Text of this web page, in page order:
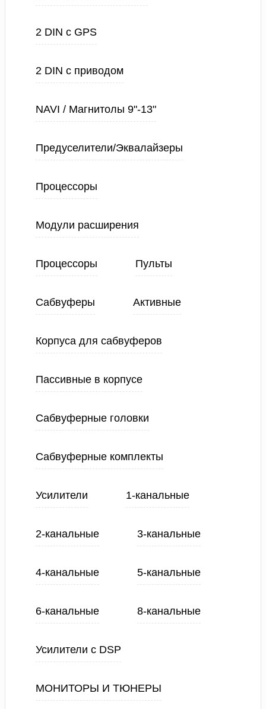
2 DIN с GPS
2 DIN с приводом
NAVI / Магнитолы 9"-13"
Предуселители/Эквалайзеры
Процессоры
Модули расширения
Процессоры Пульты
Сабвуферы Активные
Корпуса для сабвуферов
Пассивные в корпусе
Сабвуферные головки
Сабвуферные комплекты
Усилители 1-канальные
2-канальные 3-канальные
4-канальные 5-канальные
6-канальные 8-канальные
Усилители с DSP
МОНИТОРЫ И ТЮНЕРЫ